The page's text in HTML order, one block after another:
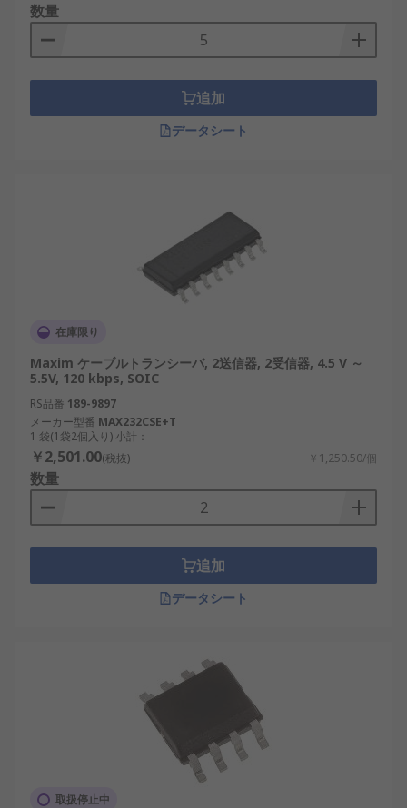
数量
追加
データシート
在庫限り
Maxim ケーブルトランシーバ, 2送信器, 2受信器, 4.5 V ～
5.5V, 120 kbps, SOIC
RS品番 189-9897
メーカー型番 MAX232CSE+T
1 袋(1袋2個入り) 小計：
￥2,501.00(税抜) ￥1,250.50/個
数量
追加
データシート
取扱停止中